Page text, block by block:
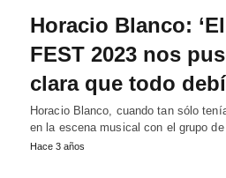
Horacio Blanco:
FEST 2023 nos
clara que todo
Horacio Blanco, cuando tan sólo
en la escena musical con el grupo
Hace 3 años